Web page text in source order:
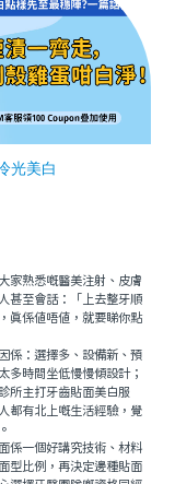
光美白
熟悉嘅醫美注射、皮膚
甚至會話：「上去整牙順
真係值唔值，就要睇你點
：選擇多、設備新、預
多時間坐低慢慢傾設計；
所主打牙齒貼面美白服
都有北上嘅生活經驗，覺
一個好講究技術、材料
型比例，再決定邊種貼面